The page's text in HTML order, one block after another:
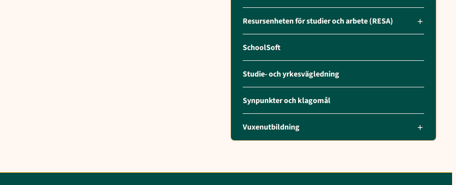
Resursenheten för studier och arbete (RESA)
SchoolSoft
Studie- och yrkesvägledning
Synpunkter och klagomål
Vuxenutbildning